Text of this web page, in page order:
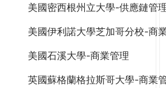
美國密西根州立大學-供應鏈管
美國伊利諾大學芝加哥分校-商
美國石溪大學-商業管理
英國蘇格蘭格拉斯哥大學-商業